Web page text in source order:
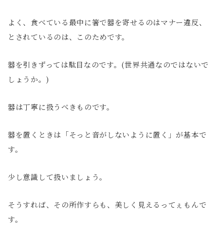
よく、食べている最中に箸で器を寄せるのはマナー違反、
とされているのは、このためです。
器を引きずっては駄目なのです。(世界共通なのではないで
しょうか。)
器は丁寧に扱うべきものです。
器を置くときは「そっと音がしないように置く」が基本で
す。
少し意識して扱いましょう。
そうすれば、その所作すらも、美しく見えるってぇもんで
す。